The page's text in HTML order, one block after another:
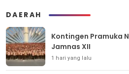
DAERAH
Kontingen Pramuka
Jamnas XII
1 hari yang lalu